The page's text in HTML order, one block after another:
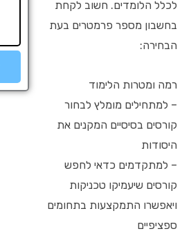
לכלל הלומדים. חשוב לקחת
בחשבון מספר פרמטרים בעת
הבחירה:
רמה ומטרות הלימוד
– למתחילים מומלץ לבחור
קורסים בסיסיים המקנים את
היסודות
– למתקדמים כדאי לחפש
קורסים שיעמיקו טכניקות
ויאפשרו התמקצעות בתחומים
ספציפיים